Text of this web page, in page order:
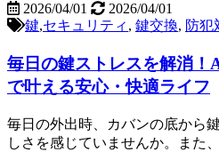
2026/04/01
2026/04/01
鍵,セキュリティ , 鍵交換, 防犯
毎日の鍵ストレスを解消！
で叶える安心・快適ライフ
毎日の外出時、カバンの底から
しさを感じていませんか。また